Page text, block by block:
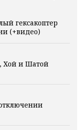
гексакоптер
(+видео)
Хой и Шатой